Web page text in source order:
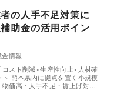
の人手不足対策に
助金の活用ポイン
金情報
コスト削減×生産性向上×人材確
熊本県内に拠点を置く小規模
価高・人手不足・賃上げ対…